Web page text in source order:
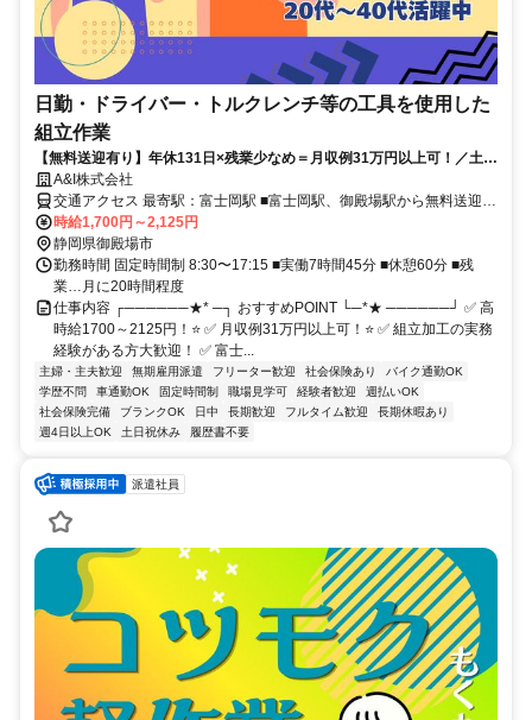
日勤・ドライバー・トルクレンチ等の工具を使用した
組立作業
【無料送迎有り】年休131日×残業少なめ＝月収例31万円以上可！／土日
祝休み／8:30〜17:15／空調完備／組立経験者大歓迎！
A&I株式会社
交通アクセス 最寄駅：富士岡駅 ■富士岡駅、御殿場駅から無料送迎あ
り！⭐ ■車、自転車での通勤OK！
時給1,700円～2,125円
静岡県御殿場市
勤務時間 固定時間制 8:30〜17:15 ■実働7時間45分 ■休憩60分 ■残
業…月に20時間程度
仕事内容 ┌──────★* ─┐ おすすめPOINT └─*★ ──────┘ ✅ 高
時給1700～2125円！⭐ ✅ 月収例31万円以上可！⭐ ✅ 組立加工の実務
経験がある方大歓迎！ ✅ 富士...
主婦・主夫歓迎 無期雇用派遣 フリーター歓迎 社会保険あり
バイク通勤OK
学歴不問
車通勤OK 固定時間制 職場見学可 経験者歓迎
週払いOK
社会保険完備
ブランクOK 日中 長期歓迎 フルタイム歓迎
長期休暇あり
週4日以上OK
土日祝休み 履歴書不要
派遣社員